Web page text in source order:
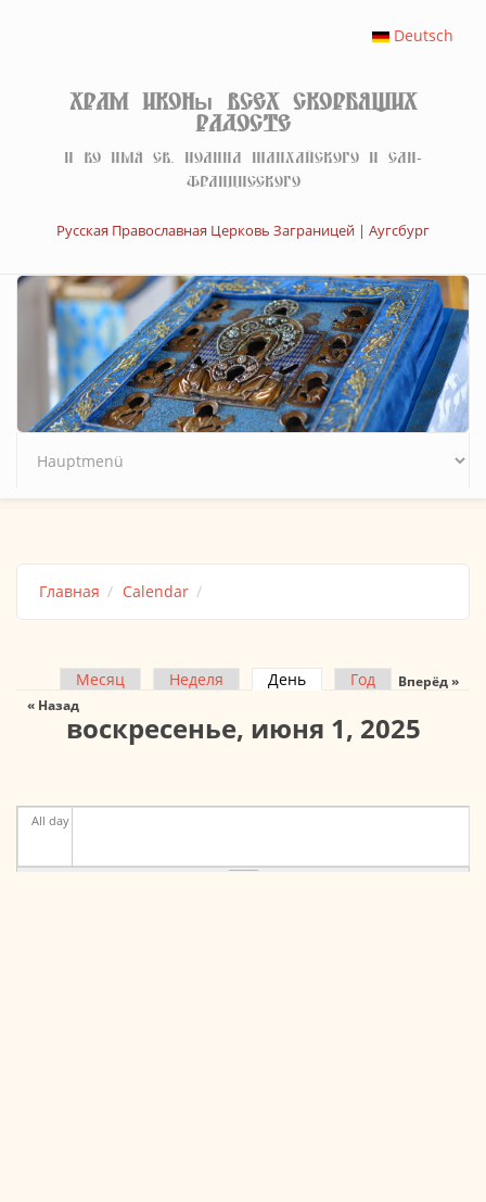
Deutsch
Храм иконы Всех скорбящих
Радосте
И во имя св. Иоанна Шанхайского и Сан-
Францисского
Русская Православная Церковь Заграницей | Аугсбург
Главная Calendar
Главные вкладки
Месяц Неделя День (активная вкладка)
Год
воскресенье, июня 1, 2025
« Назад
Вперёд »
All day